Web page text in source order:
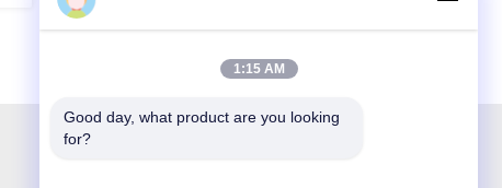
1:15 AM
Good day, what product are you looking
for?